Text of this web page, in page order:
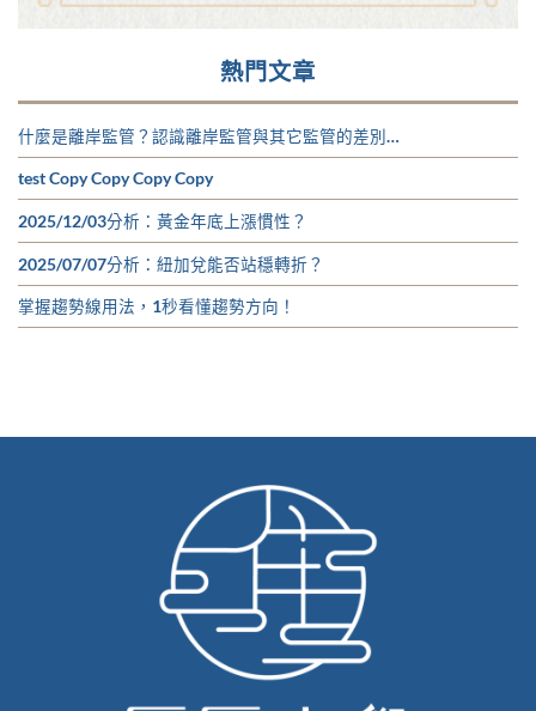
熱門文章
什麼是離岸監管？認識離岸監管與其它監管的差別…
test Copy Copy Copy Copy
2025/12/03分析：黃金年底上漲慣性？
2025/07/07分析：紐加兌能否站穩轉折？
掌握趨勢線用法，1秒看懂趨勢方向！